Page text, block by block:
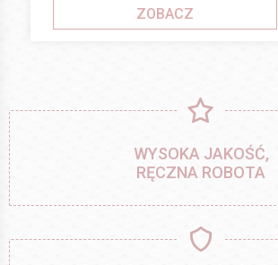
ZOBACZ
WYSOKA JAKOŚĆ,
RĘCZNA ROBOTA